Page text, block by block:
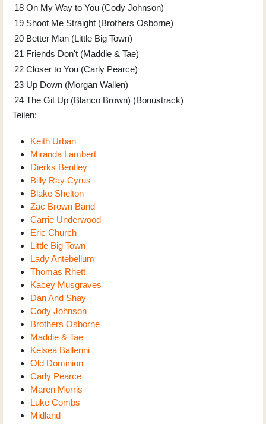
18 On My Way to You (Cody Johnson)
19 Shoot Me Straight (Brothers Osborne)
20 Better Man (Little Big Town)
21 Friends Don't (Maddie & Tae)
22 Closer to You (Carly Pearce)
23 Up Down (Morgan Wallen)
24 The Git Up (Blanco Brown) (Bonustrack)
Teilen:
Keith Urban
Miranda Lambert
Dierks Bentley
Billy Ray Cyrus
Blake Shelton
Zac Brown Band
Carrie Underwood
Eric Church
Little Big Town
Lady Antebellum
Thomas Rhett
Kacey Musgraves
Dan And Shay
Cody Johnson
Brothers Osborne
Maddie & Tae
Kelsea Ballerini
Old Dominion
Carly Pearce
Maren Morris
Luke Combs
Midland